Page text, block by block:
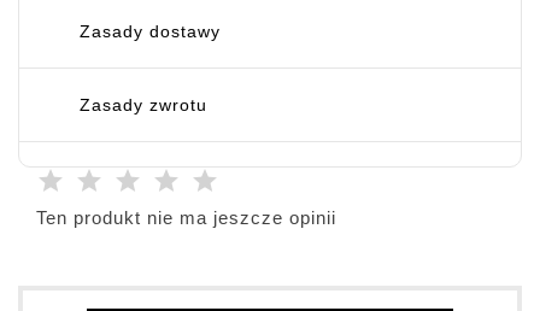
Zasady dostawy
Zasady zwrotu
Ten produkt nie ma jeszcze opinii